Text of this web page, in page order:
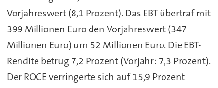
Vorjahreswert (8,1 Prozent). Das EBT übertraf mit
399 Millionen Euro den Vorjahreswert (347
Millionen Euro) um 52 Millionen Euro. Die EBT-
Rendite betrug 7,2 Prozent (Vorjahr: 7,3 Prozent).
Der ROCE verringerte sich auf 15,9 Prozent